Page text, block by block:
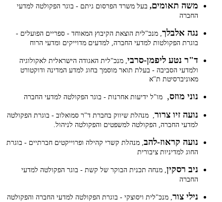
משה תאומים, בעל משרד הפרסום גיתם - בוגר הפקולטה למדעי
החברה
נגה אלבלך , מנכ"לית הוצאת הקיבוץ המאוחד - ספריים הפועלים -
בוגרת הפקולטות למדעי החברה, למדעים מדוייקים ומדעי הרוח
ד"ר נטע ליפמן-סרבי , מנכ"לית האגודה הישראלית לאקולוגיה
ולמדעי הסביבה - בעלת תואר מוסמך בחוג למדע המדינה ודוקטורט
מאוניברסיטת ת"א
נוני מוזס, מו"ל ידיעות אחרנות - בוגר הפקולטה למדעי החברה
נועה זיו צרור , מנהלת שיווק בחברת ד"ר סמואלוב - בוגרת הפקולטה
למדעי החברה, הפקולטה למשפטים והפקולטה לניהול.
נועה קראוז-להב , מנהלת קשרי קהילה ופרוייקטים חברתיים - בוגרת
החוג למדיניות ציבורית
ניב רסקין , מנחה תכנית הבוקר של קשת - בוגר הפקולטה למדעי
החברה
נילי צור , מנכ"לית ויסוצקי - בוגרת הפקולטה למדעי החברה והפקולטה